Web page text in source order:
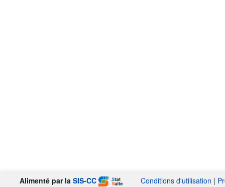
Alimenté par la SIS-CC Conditions d'utilisation |